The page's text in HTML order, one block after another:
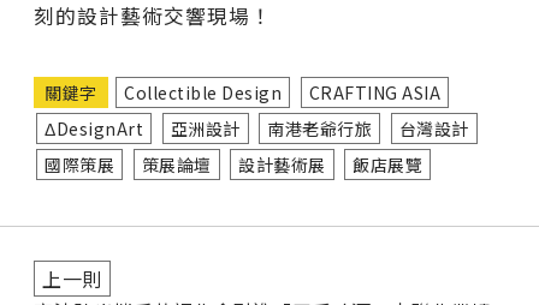
刻的設計藝術交響現場！
關鍵字 Collectible Design
CRAFTING ASIA
ΔDesignArt
亞洲設計 南港老爺行旅
台灣設計
國際策展
策展論壇 設計藝術展 飯店展覽
上一則